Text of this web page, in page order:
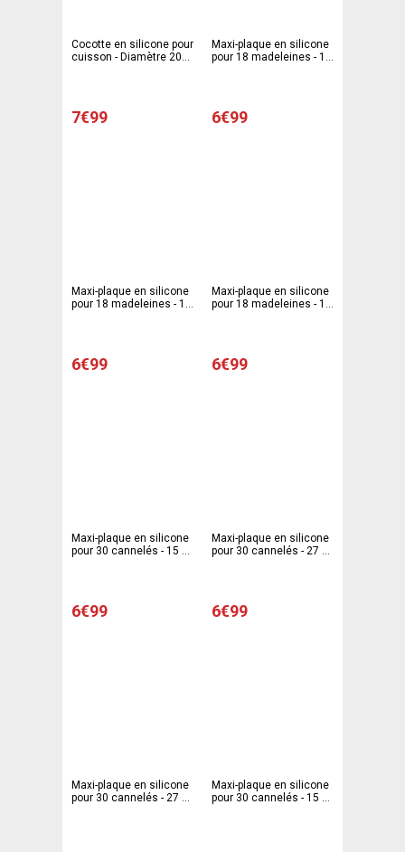
Cocotte en silicone pour
cuisson - Diamètre 20
7€99
Maxi-plaque en silicone
pour 18 madeleines - 15
6€99
Maxi-plaque en silicone
pour 18 madeleines - 15
6€99
Maxi-plaque en silicone
pour 18 madeleines - 15
6€99
Maxi-plaque en silicone
pour 30 cannelés - 15 x
6€99
Maxi-plaque en silicone
pour 30 cannelés - 27 x
6€99
Maxi-plaque en silicone
pour 30 cannelés - 27 x
Maxi-plaque en silicone
pour 30 cannelés - 15 x